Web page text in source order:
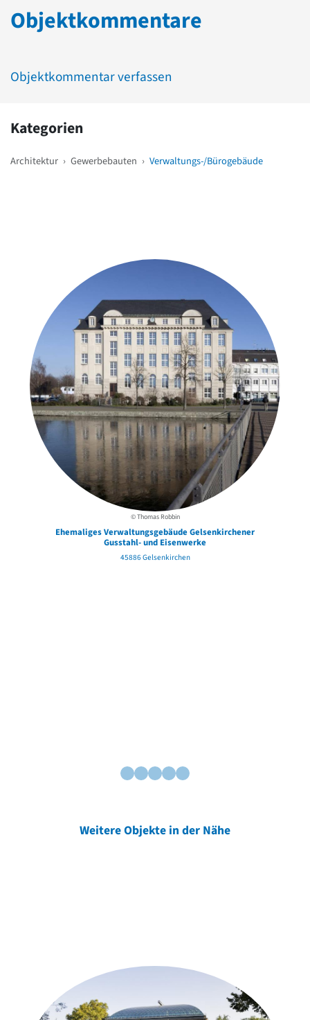
Objektkommentare
Objektkommentar verfassen
Kategorien
Architektur › Gewerbebauten › Verwaltungs-/Bürogebäude
© Thomas Robbin
Ehemaliges Verwaltungsgebäude Gelsenkirchener
Gusstahl- und Eisenwerke
45886 Gelsenkirchen
Weitere Objekte in der Nähe